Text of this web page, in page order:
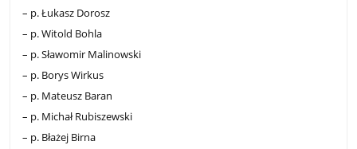
– p. Łukasz Dorosz
– p. Witold Bohla
– p. Sławomir Malinowski
– p. Borys Wirkus
– p. Mateusz Baran
– p. Michał Rubiszewski
– p. Błażej Birna